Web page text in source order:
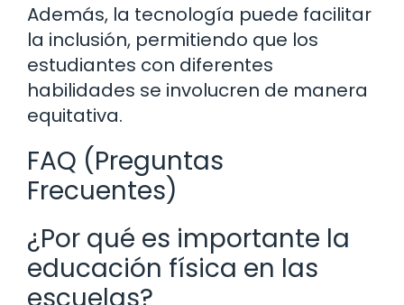
Además, la tecnología puede facilitar
la inclusión, permitiendo que los
estudiantes con diferentes
habilidades se involucren de manera
equitativa.
FAQ (Preguntas
Frecuentes)
¿Por qué es importante la
educación física en las
escuelas?